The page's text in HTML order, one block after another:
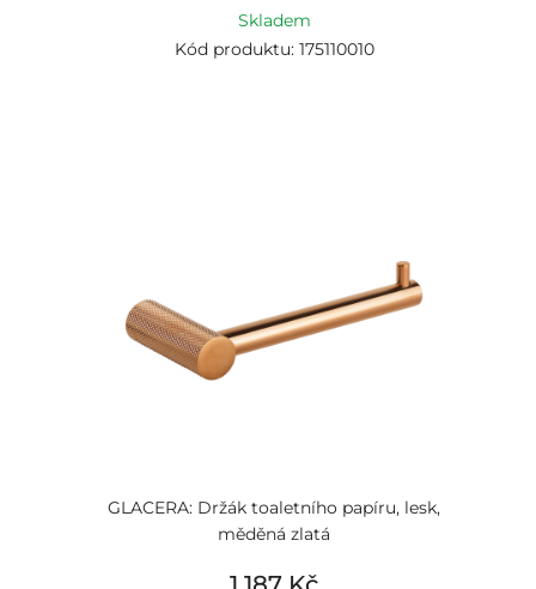
Skladem
Kód produktu: 175110010
GLACERA: Držák toaletního papíru, lesk,
měděná zlatá